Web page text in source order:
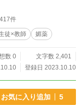
件
徒×教師 媚薬
数 0
文字数 2,401
登録日 2023.10.10
お気に入り追加 5